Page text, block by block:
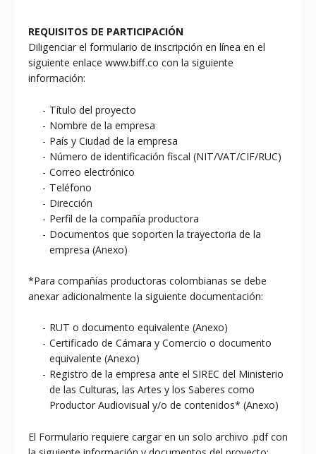
REQUISITOS DE PARTICIPACIÓN
Diligenciar el formulario de inscripción en línea en el
siguiente enlace www.biff.co con la siguiente
información:
Título del proyecto
Nombre de la empresa
País y Ciudad de la empresa
Número de identificación fiscal (NIT/VAT/CIF/RUC)
Correo electrónico
Teléfono
Dirección
Perfil de la compañía productora
Documentos que soporten la trayectoria de la
empresa (Anexo)
*Para compañías productoras colombianas se debe
anexar adicionalmente la siguiente documentación:
RUT o documento equivalente (Anexo)
Certificado de Cámara y Comercio o documento
equivalente (Anexo)
Registro de la empresa ante el SIREC del Ministerio
de las Culturas, las Artes y los Saberes como
Productor Audiovisual y/o de contenidos* (Anexo)
El Formulario requiere cargar en un solo archivo .pdf con